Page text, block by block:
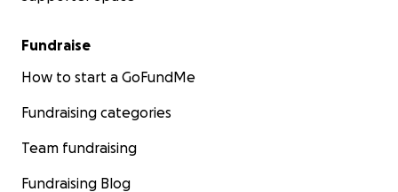
Fundraise
How to start a GoFundMe
Fundraising categories
Team fundraising
Fundraising Blog